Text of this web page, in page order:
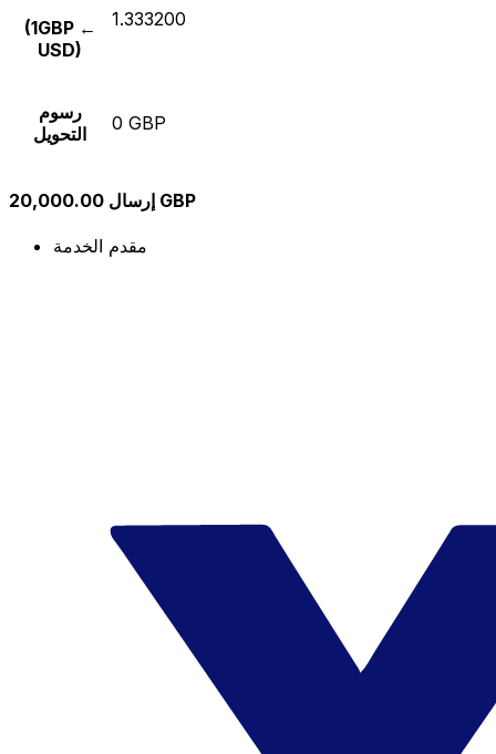
(1GBP ←
USD)
1.333200
رسوم
التحويل
0 GBP
إرسال 20,000.00 GBP
مقدم الخدمة